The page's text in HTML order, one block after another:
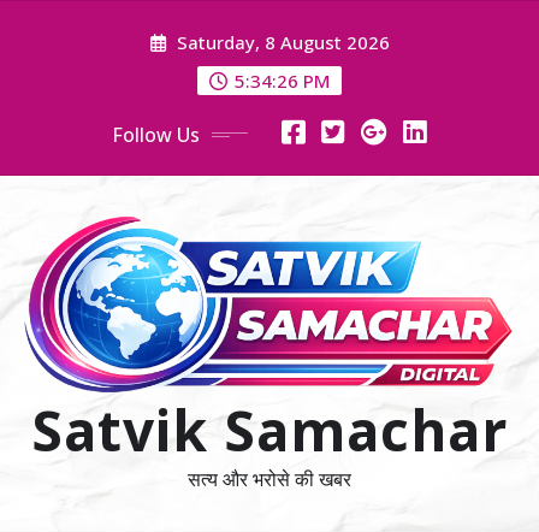
Saturday, 8 August 2026
5:34:26 PM
Follow Us
Satvik Samachar
सत्य और भरोसे की खबर